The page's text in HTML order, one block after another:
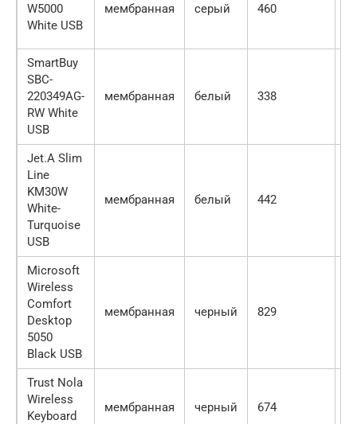
W5000
White USB
мембранная серый 460
SmartBuy
SBC-
220349AG-
RW White
USB
мембранная белый 338
Jet.A Slim
Line
KM30W
White-
Turquoise
USB
мембранная белый 442
Microsoft
Wireless
Comfort
Desktop
5050
Black USB
мембранная черный 829
Trust Nola
Wireless
Keyboard
мембранная черный 674